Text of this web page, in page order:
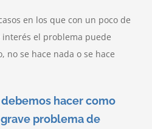
en los que con un poco de
el problema puede
no se hace nada o se hace
hacer como
problema de